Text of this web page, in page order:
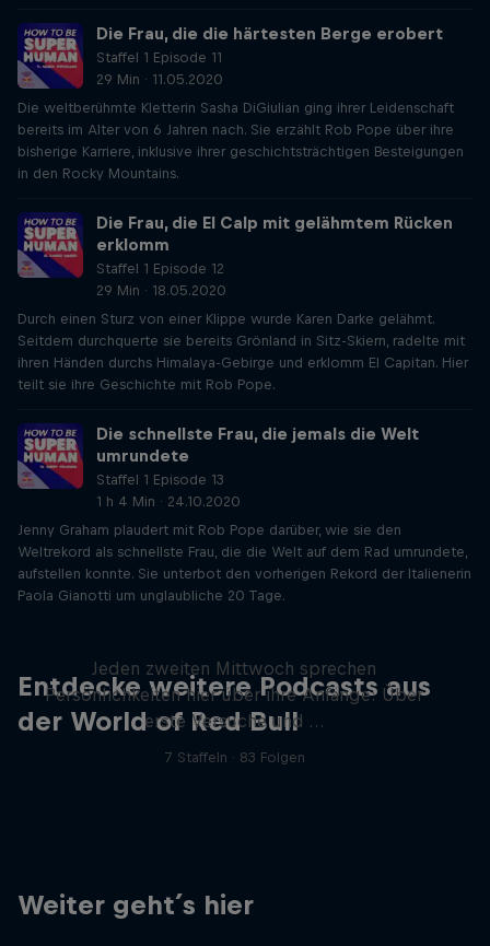
Die Frau, die die härtesten Berge erobert
Staffel 1 Episode 11
29 Min · 11.05.2020
Die weltberühmte Kletterin Sasha DiGiulian ging ihrer Leidenschaft
bereits im Alter von 6 Jahren nach. Sie erzählt Rob Pope über ihre
bisherige Karriere, inklusive ihrer geschichtsträchtigen Besteigungen
in den Rocky Mountains.
Die Frau, die El Calp mit gelähmtem Rücken
erklomm
Staffel 1 Episode 12
29 Min · 18.05.2020
Durch einen Sturz von einer Klippe wurde Karen Darke gelähmt.
Seitdem durchquerte sie bereits Grönland in Sitz-Skiern, radelte mit
ihren Händen durchs Himalaya-Gebirge und erklomm El Capitan. Hier
teilt sie ihre Geschichte mit Rob Pope.
Die schnellste Frau, die jemals die Welt
umrundete
Staffel 1 Episode 13
1 h 4 Min · 24.10.2020
Jenny Graham plaudert mit Rob Pope darüber, wie sie den
Weltrekord als schnellste Frau, die die Welt auf dem Rad umrundete,
aufstellen konnte. Sie unterbot den vorherigen Rekord der Italienerin
Paola Gianotti um unglaubliche 20 Tage.
Entdecke weitere Podcasts aus
der World of Red Bull
Jeden zweiten Mittwoch sprechen
Persönlichkeiten hier über ihre Anfänge: Über
erste Versuche und …
7 Staffeln · 83 Folgen
Weiter geht´s hier